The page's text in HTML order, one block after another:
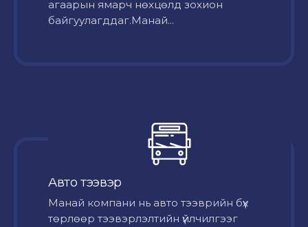
агаарын ямарч нөхцөлд зохион
байгуулагддаг.Манай...
Авто тээвэр
Mанай компани нь авто тээврийн бүх
төрлөөр тээвэрлэлтийн үйлчилгээг